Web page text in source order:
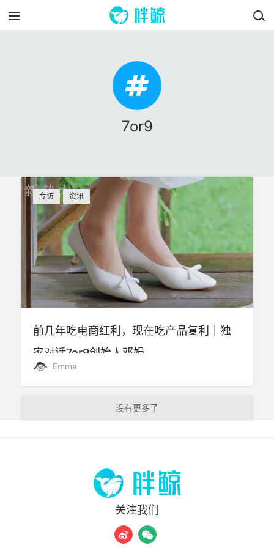
7or9
专访 资讯
前几年吃电商红利，现在吃产品复利｜独
家对话7or9创始人邓娟
Emma
加载更多
关注我们